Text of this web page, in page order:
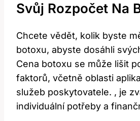
Svůj Rozpočet Na
Chcete vědět, kolik byste
botoxu, abyste dosáhli
Cena botoxu se může lišit
faktorů, včetně oblasti
služeb poskytovatele. , je
individuální potřeby a